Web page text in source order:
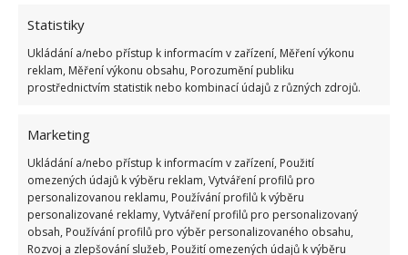
Statistiky
Ukládání a/nebo přístup k informacím v zařízení, Měření výkonu
reklam, Měření výkonu obsahu, Porozumění publiku
prostřednictvím statistik nebo kombinací údajů z různých zdrojů.
Marketing
Ukládání a/nebo přístup k informacím v zařízení, Použití
omezených údajů k výběru reklam, Vytváření profilů pro
personalizovanou reklamu, Používání profilů k výběru
personalizované reklamy, Vytváření profilů pro personalizovaný
obsah, Používání profilů pro výběr personalizovaného obsahu,
Rozvoj a zlepšování služeb, Použití omezených údajů k výběru
Myslí se i na praktičnost
Je jasné, že kdo zde chce bydlet delší dobu, toho
bude zajímat také celková praktičnost této
nemovitosti. O tu rozhodně nemusí mít strach,
jelikož i ta je téměř zajištěna. Příkladem je plně
vybavená kuchyně s potřebnými spotřebiči, velká